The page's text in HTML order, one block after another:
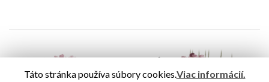
Táto stránka používa súbory cookies.Viac informácií.